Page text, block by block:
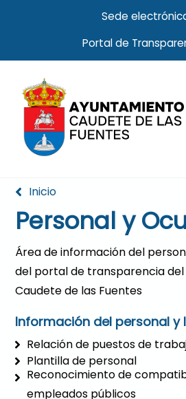
Sede
Portal de
Inicio
Personal y
Área de información del
del portal de transparencia
Caudete de las Fuentes
Información del personal y
Relación de puestos de
Plantilla de personal
Reconocimiento de
empleados públicos